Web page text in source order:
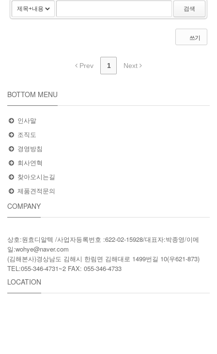
검색
쓰기
Prev 1 Next
BOTTOM MENU
인사말
조직도
경영방침
회사연혁
찾아오시는길
제품견적문의
COMPANY
상호:원효디알텍 /사업자등록번호 :622-02-15928/대표자:박종영/이메
일:wohye@naver.com
(김해본사)경상남도 김해시 한림면 김해대로 1499번길 10(우621-873)
TEL:055-346-4731~2 FAX: 055-346-4733
LOCATION